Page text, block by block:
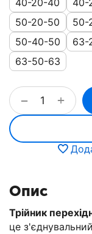
50-20-50
50-
50-40-50
63-
63-50-63
+
−
Опис
Трійник
це